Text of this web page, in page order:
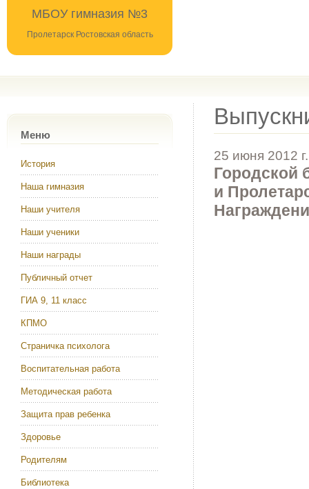
МБОУ гимназия №3
Пролетарск Ростовская область
Меню
История
Наша гимназия
Наши учителя
Наши ученики
Наши награды
Публичный отчет
ГИА 9, 11 класс
КПМО
Страничка психолога
Воспитательная работа
Методическая работа
Защита прав ребенка
Здоровье
Родителям
Библиотека
25 июня 2012 г.
Городской
и